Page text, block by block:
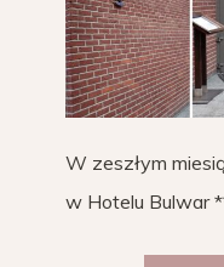
W zeszłym
w Hotelu Bulwar